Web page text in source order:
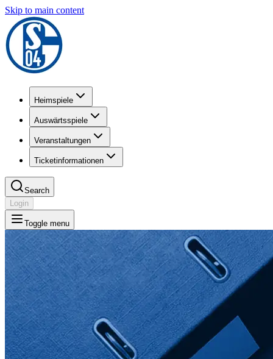
Skip to main content
Heimspiele
Auswärtsspiele
Veranstaltungen
Ticketinformationen
Search
Login
Toggle menu